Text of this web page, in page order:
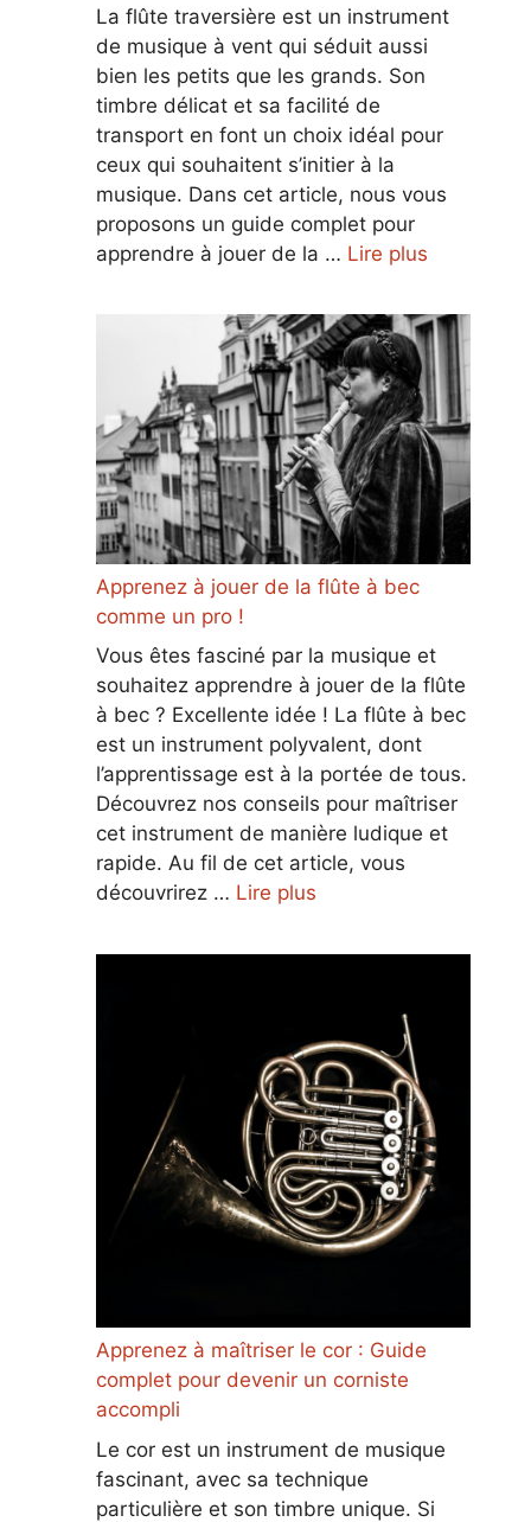
La flûte traversière est un instrument
de musique à vent qui séduit aussi
bien les petits que les grands. Son
timbre délicat et sa facilité de
transport en font un choix idéal pour
ceux qui souhaitent s’initier à la
musique. Dans cet article, nous vous
proposons un guide complet pour
apprendre à jouer de la … Lire plus
Apprenez à jouer de la flûte à bec
comme un pro !
Vous êtes fasciné par la musique et
souhaitez apprendre à jouer de la flûte
à bec ? Excellente idée ! La flûte à bec
est un instrument polyvalent, dont
l’apprentissage est à la portée de tous.
Découvrez nos conseils pour maîtriser
cet instrument de manière ludique et
rapide. Au fil de cet article, vous
découvrirez … Lire plus
Apprenez à maîtriser le cor : Guide
complet pour devenir un corniste
accompli
Le cor est un instrument de musique
fascinant, avec sa technique
particulière et son timbre unique. Si